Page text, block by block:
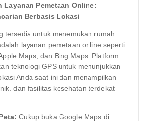
Layanan Pemetaan Online:
Berbasis Lokasi
tersedia untuk menemukan rumah
layanan pemetaan online seperti
Maps, dan Bing Maps. Platform
teknologi GPS untuk menunjukkan
Anda saat ini dan menampilkan
dan fasilitas kesehatan terdekat
Cukup buka Google Maps di